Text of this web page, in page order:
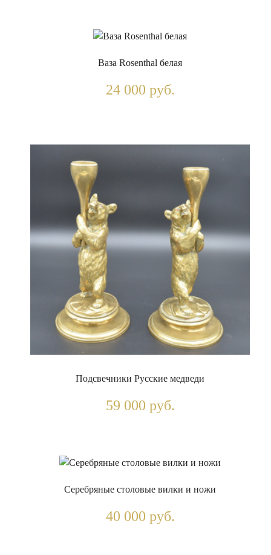
Ваза Rosenthal белая
24 000 руб.
Подсвечники Русские медведи
59 000 руб.
Серебряные столовые вилки и ножи
40 000 руб.